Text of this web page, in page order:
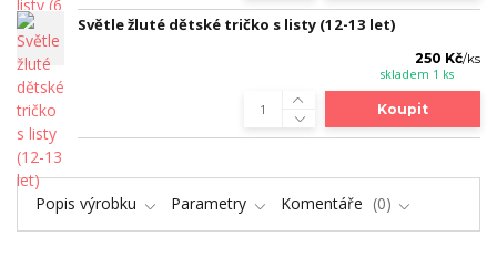
Světle žluté dětské tričko s listy (12-13 let)
250 Kč/ks
skladem 1 ks
Koupit
Popis výrobku Parametry Komentáře 0